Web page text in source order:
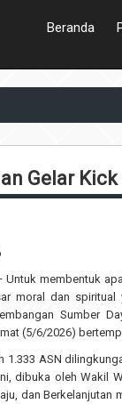
Beranda
Gelar
membentuk
moral dan spiritual
Sumber
(5/6/2026)
1.333 ASN
dibuka oleh Wakil
dan Berkelanjutan